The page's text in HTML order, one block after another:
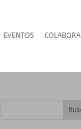
EVENTOS COLABORA